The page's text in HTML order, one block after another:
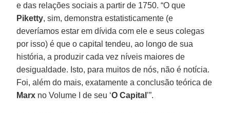
e das relações sociais a partir de 1750. “O que
Piketty, sim, demonstra estatisticamente (e
deveríamos estar em dívida com ele e seus colegas
por isso) é que o capital tendeu, ao longo de sua
história, a produzir cada vez níveis maiores de
desigualdade. Isto, para muitos de nós, não é notícia.
Foi, além do mais, exatamente a conclusão teórica de
Marx no Volume I de seu ‘O Capital ’”.